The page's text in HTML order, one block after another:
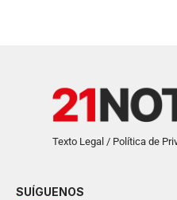
Texto Legal / Política de
SUÍGUENOS